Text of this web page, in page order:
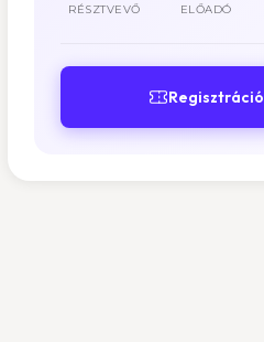
RÉSZTVEVŐ ELŐADÓ
Regisztráció